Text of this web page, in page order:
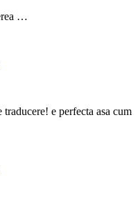
…
e perfecta asa cum